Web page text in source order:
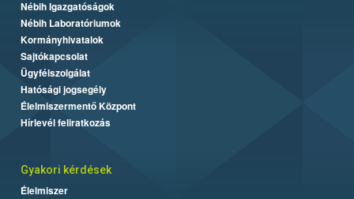
Nébih Igazgatóságok
Nébih Laboratóriumok
Kormányhivatalok
Sajtókapcsolat
Ügyfélszolgálat
Hatósági jogsegély
Élelmiszermentő Központ
Hírlevél feliratkozás
Gyakori kérdések
Élelmiszer